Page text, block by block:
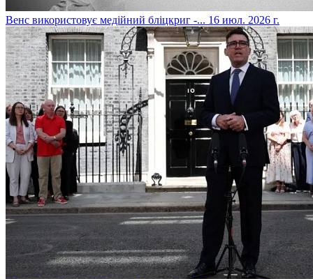
​Венс використовує медійний бліцкриг -... 16 июл. 2026 г.